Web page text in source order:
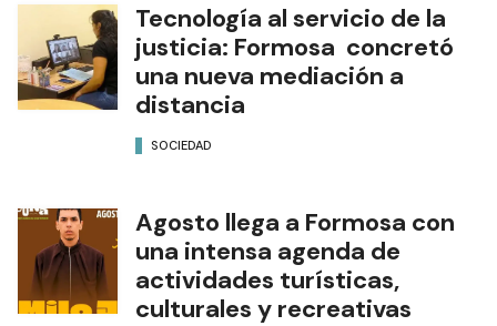
Tecnología al servicio de la
justicia: Formosa concretó
una nueva mediación a
distancia
SOCIEDAD
Agosto llega a Formosa con
una intensa agenda de
actividades turísticas,
culturales y recreativas